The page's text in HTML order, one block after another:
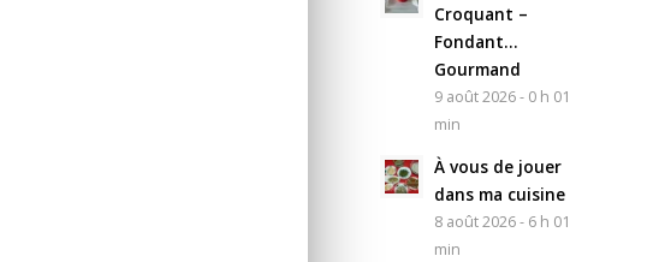
Croquant –
Fondant…
Gourmand
9 août 2026 - 0 h 01
min
À vous de jouer
dans ma cuisine
8 août 2026 - 6 h 01
min